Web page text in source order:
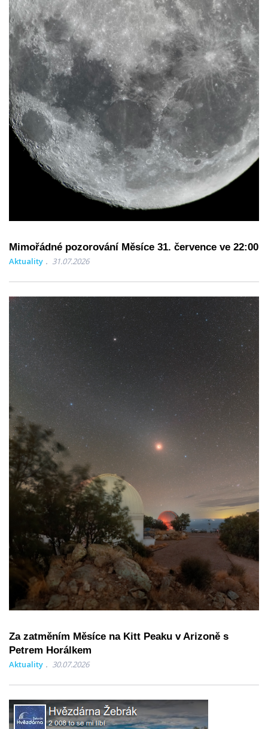
Mimořádné pozorování Měsíce 31. července ve 22:00
Aktuality 31.07.2026
Za zatměním Měsíce na Kitt Peaku v Arizoně s
Petrem Horálkem
Aktuality 30.07.2026